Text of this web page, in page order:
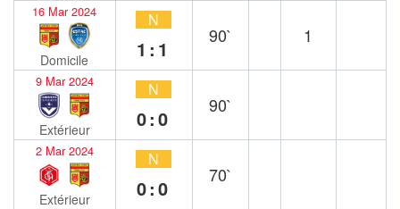
16 Mar 2024
Domicile
N
1:1
90` 1
9 Mar 2024
Extérieur
N
0:0
90`
2 Mar 2024
Extérieur
N
0:0
70`